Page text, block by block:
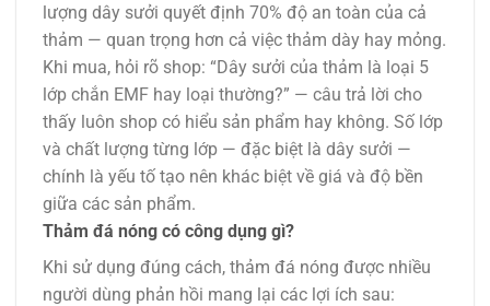
lượng dây sưởi quyết định 70% độ an toàn của cả
thảm — quan trọng hơn cả việc thảm dày hay mỏng.
Khi mua, hỏi rõ shop: “Dây sưởi của thảm là loại 5
lớp chắn EMF hay loại thường?” — câu trả lời cho
thấy luôn shop có hiểu sản phẩm hay không. Số lớp
và chất lượng từng lớp — đặc biệt là dây sưởi —
chính là yếu tố tạo nên khác biệt về giá và độ bền
giữa các sản phẩm.
Thảm đá nóng có công dụng gì?
Khi sử dụng đúng cách, thảm đá nóng được nhiều
người dùng phản hồi mang lại các lợi ích sau: